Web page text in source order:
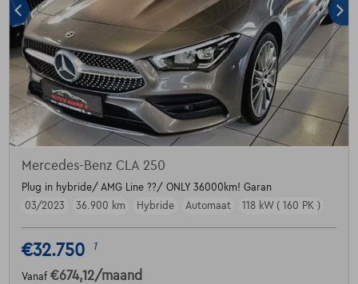
Mercedes-Benz CLA 250
Plug in hybride/ AMG Line ??/ ONLY 36000km! Garan
03/2023
36.900 km Hybride Automaat 118 kW ( 160 PK )
€32.750 1
Vanaf €674,12/maand